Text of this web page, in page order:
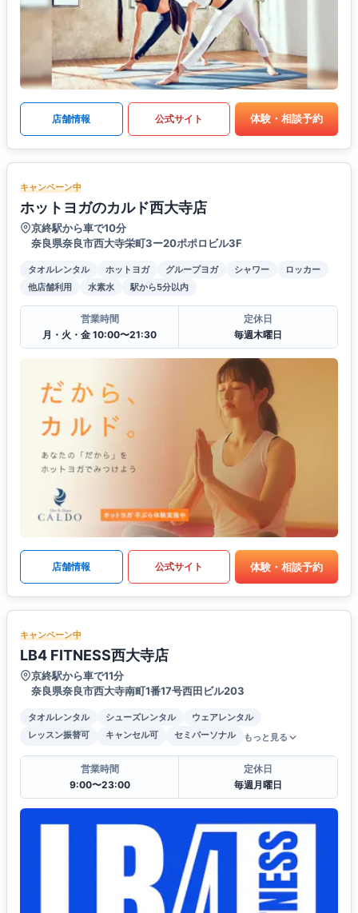
店舗情報 公式サイト 体験・相談予約
キャンペーン中
ホットヨガのカルド西大寺店
京終駅から車で10分
奈良県奈良市西大寺栄町3ー20ポポロビル3F
タオルレンタル ホットヨガ グループヨガ シャワー
ロッカー
他店舗利用
水素水 駅から5分以内
営業時間
月・火・金 10:00〜21:30
定休日
毎週木曜日
店舗情報 公式サイト 体験・相談予約
キャンペーン中
LB4 FITNESS西大寺店
京終駅から車で11分
奈良県奈良市西大寺南町1番17号西田ビル203
タオルレンタル シューズレンタル
ウェアレンタル
レッスン振替可
キャンセル可 セミパーソナル もっと見る
営業時間
9:00〜23:00
定休日
毎週月曜日